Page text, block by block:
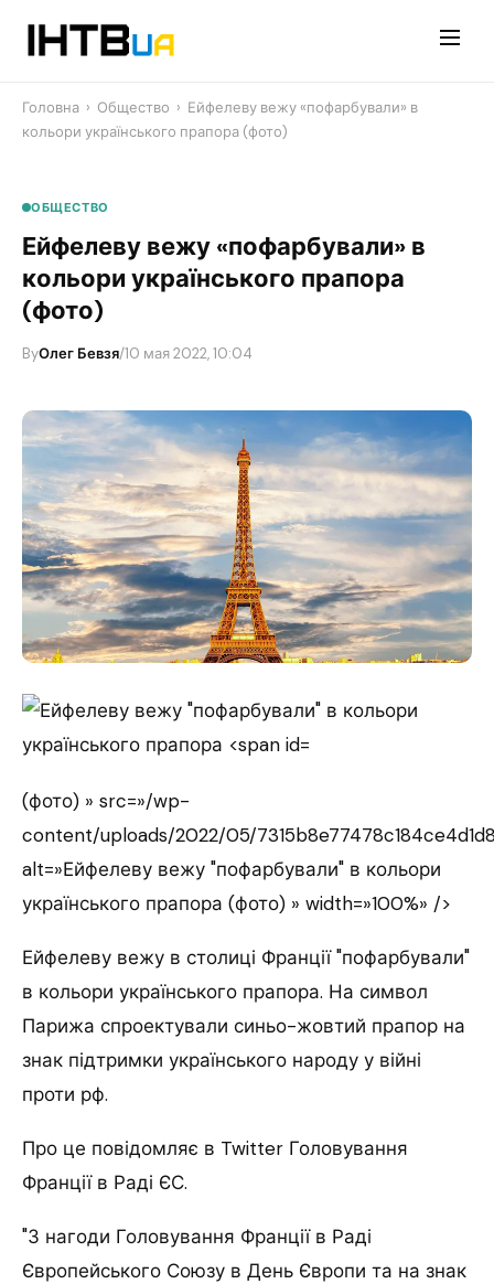
Головна › Общество › Ейфелеву вежу «пофарбували» в
кольори українського прапора (фото)
ОБЩЕСТВО
Ейфелеву вежу «пофарбували» в
кольори українського прапора
(фото)
ByОлег Бевзя/10 мая 2022, 10:04
(фото) » src=»/wp-
content/uploads/2022/05/
alt=»Ейфелеву вежу "пофарбували" в кольори
українського прапора (фото) » width=»100%» />
Ейфелеву вежу в столиці Франції "пофарбували"
в кольори українського прапора. На символ
Парижа спроектували синьо-жовтий прапор на
знак підтримки українського народу у війні
проти рф.
Про це повідомляє в Twitter Головування
Франції в Раді ЄС.
"З нагоди Головування Франції в Раді
Європейського Союзу в День Європи та на знак